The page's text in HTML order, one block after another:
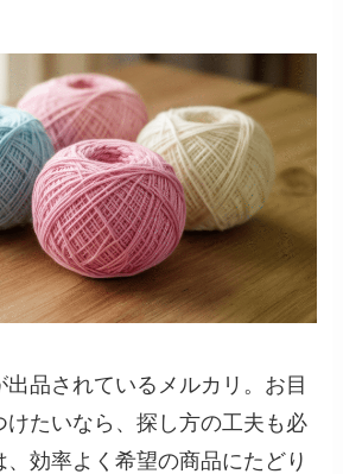
品されているメルカリ。お目
けたいなら、探し方の工夫も必
効率よく希望の商品にたどり